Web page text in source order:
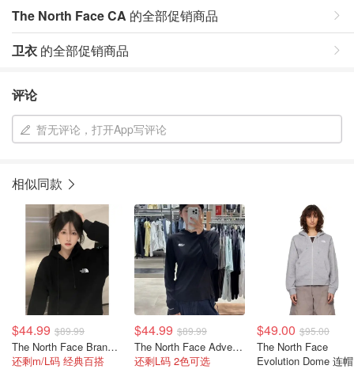
The North Face CA 的全部促销商品
卫衣 的全部促销商品
评论
暂无评论，打开App写评论
相似同款
$44.99 $89.99
The North Face Brand Proud 卫衣 女款
还剩m/L码 经典百搭
$44.99 $89.99
The North Face Adventure Sun 女士套头卫衣
还剩L码 2色可选
$49.00 $95.00
The North Face
Evolution Dome 连